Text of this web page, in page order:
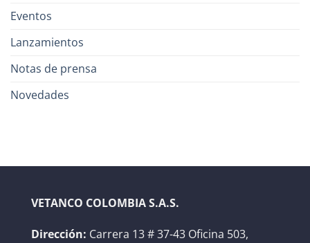
Eventos
Lanzamientos
Notas de prensa
Novedades
VETANCO COLOMBIA S.A.S.
Dirección: Carrera 13 # 37-43 Oficina 503,